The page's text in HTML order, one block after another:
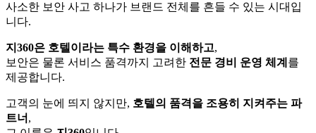
사소한 보안 사고 하나가 브랜드 전체를 흔들 수 있는 시대입
니다.
지360은 호텔이라는 특수 환경을 이해하고,
보안은 물론 서비스 품격까지 고려한 전문 경비 운영 체계 를
제공합니다.
고객의 눈에 띄지 않지만, 호텔의 품격을 조용히 지켜주는 파
트너 ,